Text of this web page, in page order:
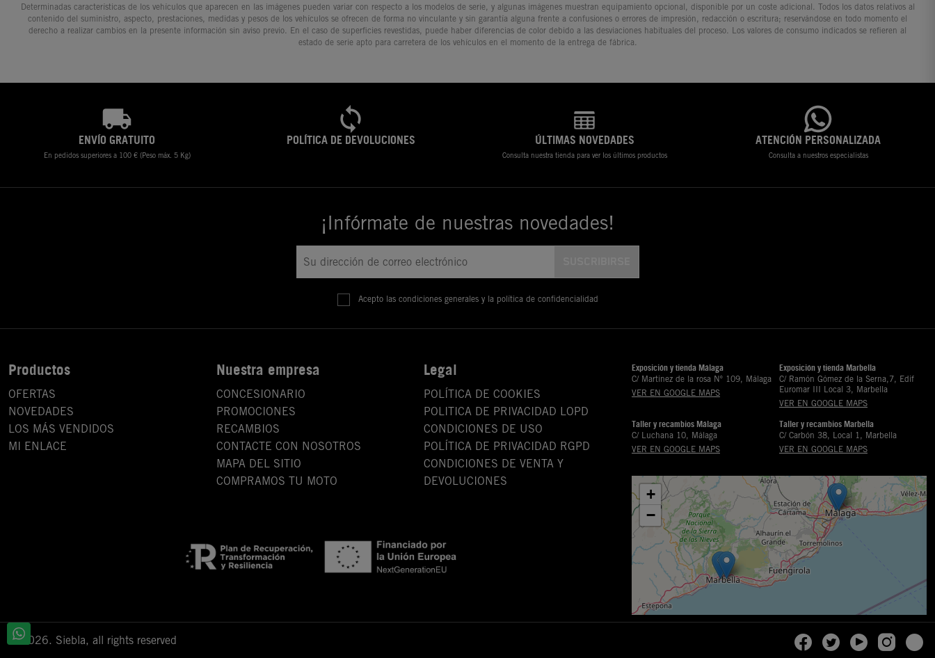
Determinadas características de los vehículos que aparecen en las imágenes pueden variar con respecto a los modelos de serie, y algunas imágenes muestran equipamiento opcional, disponible por un coste adicional. Todos los datos relativos al
contenido del suministro, aspecto, prestaciones, medidas y pesos de los vehículos se ofrecen de forma no vinculante y sin garantía alguna frente a confusiones o errores de impresión, redacción o escritura; reservándose en todo momento el
derecho a realizar cambios en la presente información sin aviso previo. En el caso de superficies revestidas, puede haber diferencias de color debido a las desviaciones habituales del proceso. Los valores de consumo indicados se refieren al
estado de serie apto para carretera de los vehículos en el momento de la entrega de fábrica.
ENVÍO GRATUITO
En pedidos superiores a 100 € (Peso máx. 5 Kg)
POLÍTICA DE DEVOLUCIONES ÚLTIMAS NOVEDADES
Consulta nuestra tienda para ver los últimos productos
ATENCIÓN PERSONALIZADA
Consulta a nuestros especialistas
¡Infórmate de nuestras novedades!
Acepto las condiciones generales y la política de confidencialidad
Productos
OFERTAS
NOVEDADES
LOS MÁS VENDIDOS
MI ENLACE
Nuestra empresa
CONCESIONARIO
PROMOCIONES
RECAMBIOS
CONTACTE CON NOSOTROS
MAPA DEL SITIO
COMPRAMOS TU MOTO
Legal
POLÍTICA DE COOKIES
POLITICA DE PRIVACIDAD LOPD
CONDICIONES DE USO
POLÍTICA DE PRIVACIDAD RGPD
CONDICIONES DE VENTA Y
DEVOLUCIONES
Exposición y tienda Málaga
C/ Martinez de la rosa Nº 109, Málaga
VER EN GOOGLE MAPS
Exposición y tienda Marbella
C/ Ramón Gómez de la Serna,7, Edif
Euromar III Local 3, Marbella
VER EN GOOGLE MAPS
Taller y recambios Málaga
C/ Luchana 10, Málaga
VER EN GOOGLE MAPS
Taller y recambios Marbella
C/ Carbón 38, Local 1, Marbella
VER EN GOOGLE MAPS
+
−
© 2026. Siebla, all rights reserved